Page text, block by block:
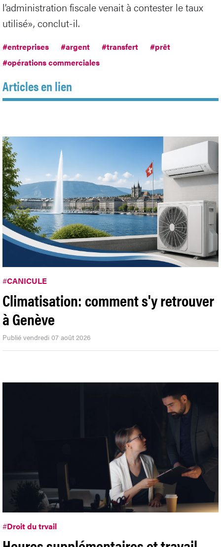
l’administration fiscale venait à contester le taux
utilisé», conclut-il.
#entreprises #argent #transfert
#prêt
#opérations commerciales
Articles en lien
#CANICULE
Climatisation: comment s'y retrouver
à Genève
Publié vendredi 07 août 2026
#Droit du trvail